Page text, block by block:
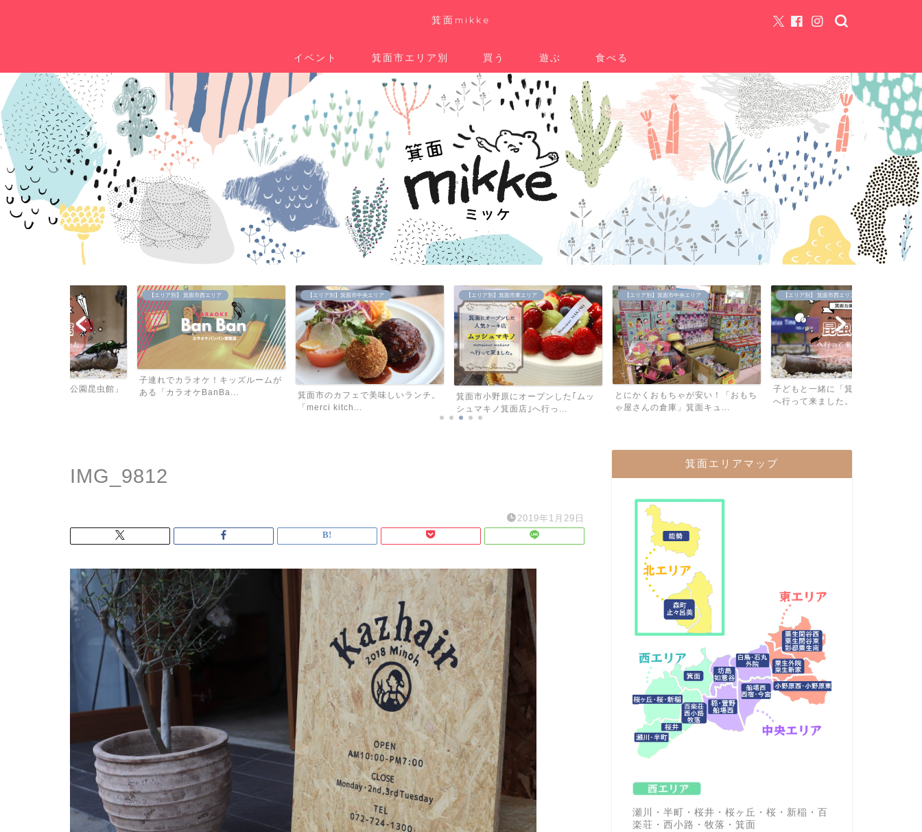
箕面mikke
イベント 箕面市エリア別 買う 遊ぶ 食べる
。
【エリア別】 箕面市西エリア
子連れでカラオケ！キッズルームが
ある「カラオケBanBa...
【エリア別】箕面市中央エリア
箕面市のカフェで美味しいランチ。
【エリア別】箕面市東エリア
箕面市小野原にオープンした｢ムッ
シュマキノ箕面店｣へ行っ...
【エリア別】箕面市中央エリア
とにかくおもちゃが安い！「おもち
ゃ屋さんの倉庫」箕面キュ...
【エリア別】 箕面市西エリア
子どもと一緒に「箕面公園昆虫館」
へ行って来ました。
IMG_9812
2019年1月29日
箕面エリアマップ
瀬川・半町・桜井・桜ヶ丘・桜・新稲・百
楽荘・西小路・牧落・箕面